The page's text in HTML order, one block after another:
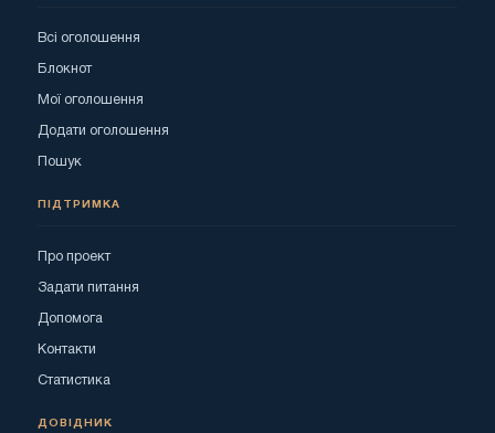
Всі оголошення
Блокнот
Мої оголошення
Додати оголошення
Пошук
ПІДТРИМКА
Про проект
Задати питання
Допомога
Контакти
Статистика
ДОВІДНИК